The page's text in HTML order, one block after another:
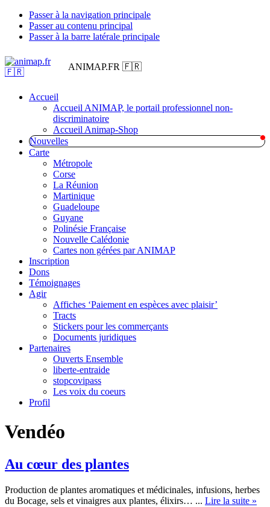
Passer à la navigation principale
Passer au contenu principal
Passer à la barre latérale principale
ANIMAP.FR 🇫🇷
Accueil
Accueil ANIMAP, le portail professionnel non-
discriminatoire
Accueil Animap-Shop
Nouvelles
Carte
Métropole
Corse
La Réunion
Martinique
Guadeloupe
Guyane
Polinésie Française
Nouvelle Calédonie
Cartes non gérées par ANIMAP
Inscription
Dons
Témoignages
Agir
Affiches ‘Paiement en espèces avec plaisir’
Tracts
Stickers pour les commerçants
Documents juridiques
Partenaires
Ouverts Ensemble
liberte-entraide
stopcovipass
Les voix du coeurs
Profil
Vendéo
Au cœur des plantes
Production de plantes aromatiques et médicinales, infusions, herbes
du Bocage, sels et vinaigres aux plantes, élixirs… ... Lire la suite »